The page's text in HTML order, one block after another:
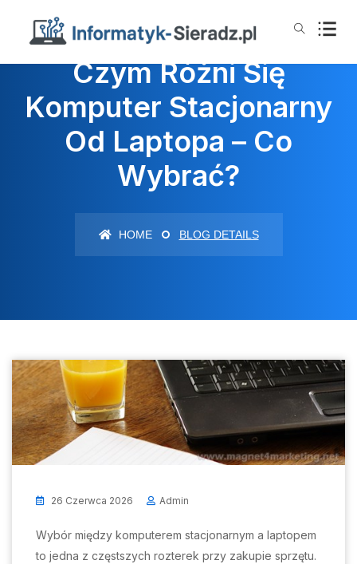
Czym Różni Się
Komputer Stacjonarny
Od Laptopa – Co
Wybrać?
HOME BLOG DETAILS
26 Czerwca 2026 Admin
Wybór między komputerem stacjonarnym a laptopem
to jedna z częstszych rozterek przy zakupie sprzętu.